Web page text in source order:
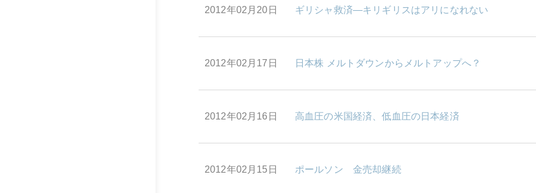
2012年02月20日 ギリシャ救済―キリギリスはアリになれない
2012年02月17日 日本株 メルトダウンからメルトアップへ？
2012年02月16日 高血圧の米国経済、低血圧の日本経済
2012年02月15日 ポールソン 金売却継続